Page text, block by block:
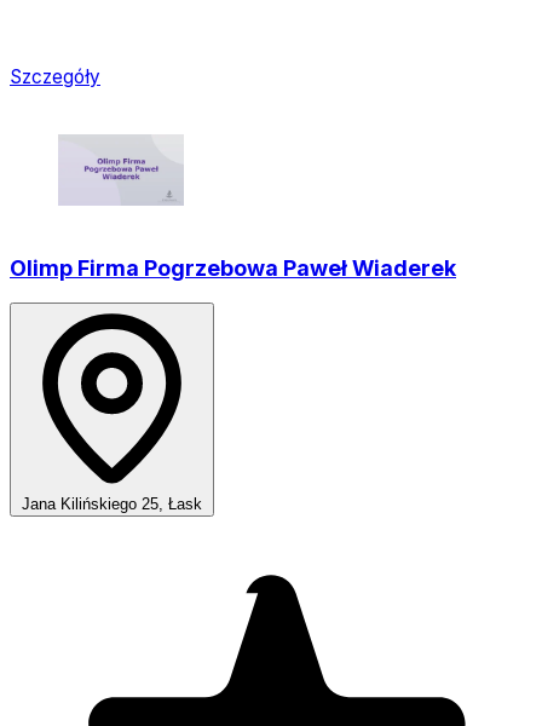
Szczegóły
Olimp Firma Pogrzebowa Paweł Wiaderek
Jana Kilińskiego 25, Łask